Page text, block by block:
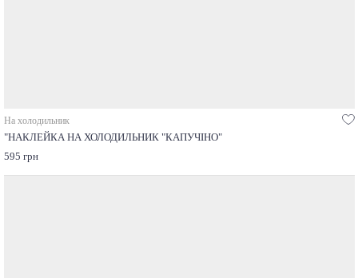
На холодильник
"НАКЛЕЙКА НА ХОЛОДИЛЬНИК "КАПУЧІНО"
595 грн